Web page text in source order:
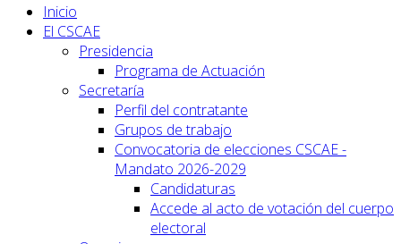
Inicio
El CSCAE
Presidencia
Programa de Actuación
Secretaría
Perfil del contratante
Grupos de trabajo
Convocatoria de elecciones CSCAE -
Mandato 2026-2029
Candidaturas
Accede al acto de votación del cuerpo
electoral